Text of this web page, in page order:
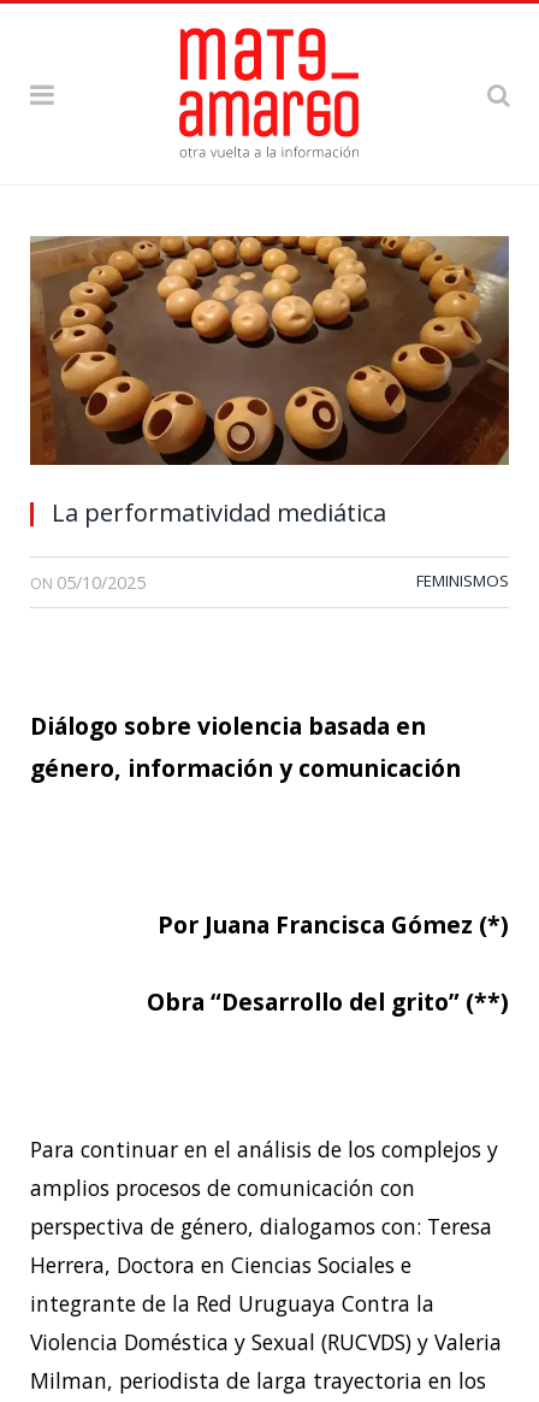
La performatividad mediática
ON 05/10/2025 FEMINISMOS
Diálogo sobre violencia basada en
género, información y comunicación
Por Juana Francisca Gómez (*)
Obra “Desarrollo del grito” (**)
Para continuar en el análisis de los complejos y
amplios procesos de comunicación con
perspectiva de género, dialogamos con: Teresa
Herrera, Doctora en Ciencias Sociales e
integrante de la Red Uruguaya Contra la
Violencia Doméstica y Sexual (RUCVDS) y Valeria
Milman, periodista de larga trayectoria en los